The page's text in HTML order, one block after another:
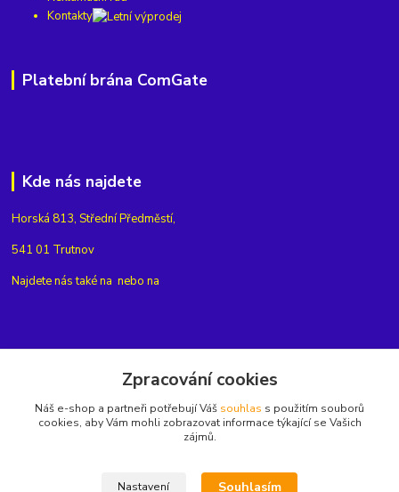
Kontakty
Platební brána ComGate
Kde nás najdete
Horská 813, Střední Předměstí,
541 01 Trutnov
Najdete nás také na nebo na
+420775654704
Zpracování cookies
Náš e-shop a partneři potřebují Váš souhlas s použitím souborů
cookies, aby Vám mohli zobrazovat informace týkající se Vašich
zájmů.
Nastavení Souhlasím